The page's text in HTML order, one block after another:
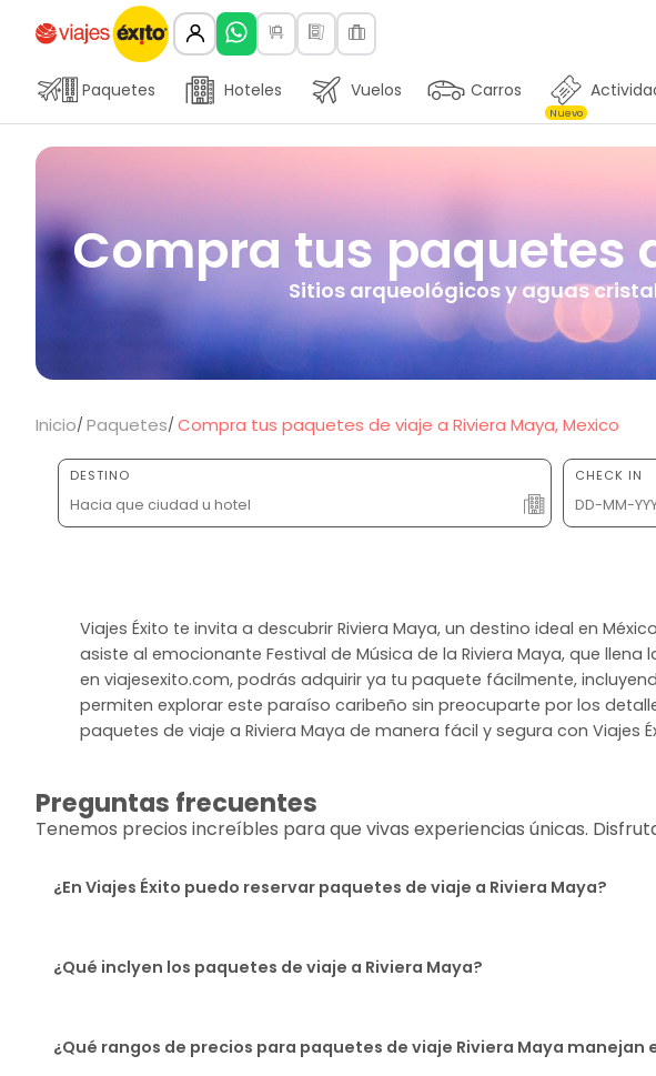
Paquetes Hoteles Vuelos Carros
Nuevo
Compra tus paquetes
Sitios arqueológicos y aguas
Inicio Paquetes Compra tus paquetes de viaje a Riviera Maya, Mexico
DESTINO CHECK IN
Viajes Éxito te invita a descubrir Riviera Maya, un destino ideal en
asiste al emocionante Festival de Música de la Riviera Maya, que
en viajesexito.com, podrás adquirir ya tu paquete fácilmente,
permiten explorar este paraíso caribeño sin preocuparte por los
paquetes de viaje a Riviera Maya de manera fácil y segura con Viajes
Preguntas frecuentes
Tenemos precios increíbles para que vivas experiencias únicas.
¿En Viajes Éxito puedo reservar paquetes de viaje a Riviera Maya?
¿Qué inclyen los paquetes de viaje a Riviera Maya?
¿Qué rangos de precios para paquetes de viaje Riviera Maya manejan